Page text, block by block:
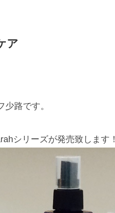
ア
路です。
シリーズが発売致します！